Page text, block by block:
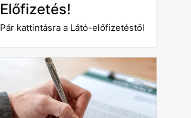
Előfizetés!
Pár kattintásra a Látó-előfizetéstől